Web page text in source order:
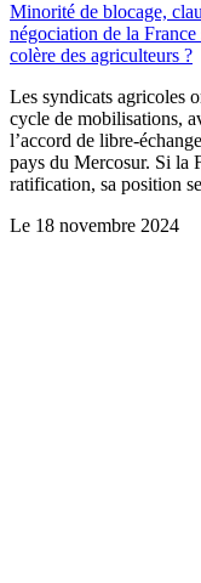
Minorité de blocage,
négociation de la
colère des agriculteurs ?
Les syndicats agricoles
cycle de mobilisations,
l’accord de libre-
pays du Mercosur. Si la
ratification, sa position
Le 18 novembre 2024